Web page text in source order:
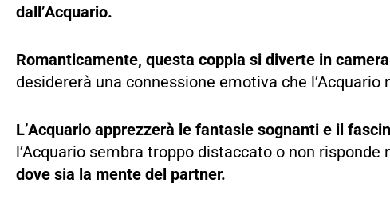
dall’Acquario.
Romanticamente, questa coppia si diverte in
desidererà una connessione emotiva che l’Acquario
L’Acquario apprezzerà le fantasie sognanti e il
l’Acquario sembra troppo distaccato o non risponde
dove sia la mente del partner.